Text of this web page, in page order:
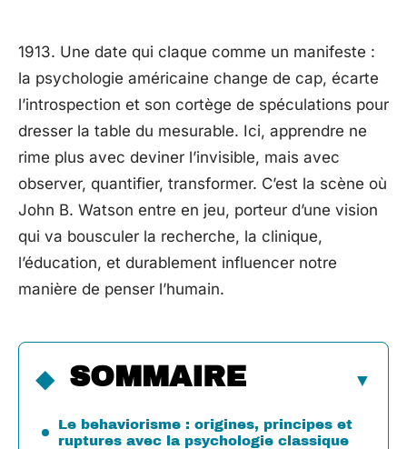
1913. Une date qui claque comme un manifeste :
la psychologie américaine change de cap, écarte
l’introspection et son cortège de spéculations pour
dresser la table du mesurable. Ici, apprendre ne
rime plus avec deviner l’invisible, mais avec
observer, quantifier, transformer. C’est la scène où
John B. Watson entre en jeu, porteur d’une vision
qui va bousculer la recherche, la clinique,
l’éducation, et durablement influencer notre
manière de penser l’humain.
SOMMAIRE
Le behaviorisme : origines, principes et
ruptures avec la psychologie classique